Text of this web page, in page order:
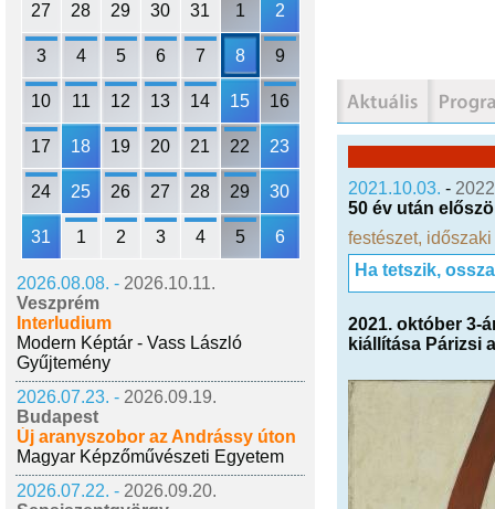
27 28 29 30 31 1 2
3 4 5 6 7 8 9
10 11 12 13 14 15 16
17 18 19 20 21 22 23
24 25 26 27 28 29 30
31 1 2 3 4 5 6
2026.08.08. - 2026.10.11.
Veszprém
Interludium
Modern Képtár - Vass László
Gyűjtemény
2026.07.23. - 2026.09.19.
Budapest
Új aranyszobor az Andrássy úton
Magyar Képzőművészeti Egyetem
2026.07.22. - 2026.09.20.
2021.10.03. -
50 év után
festészet,
Ha tetszik,
2021. október 3-
kiállítása Párizsi